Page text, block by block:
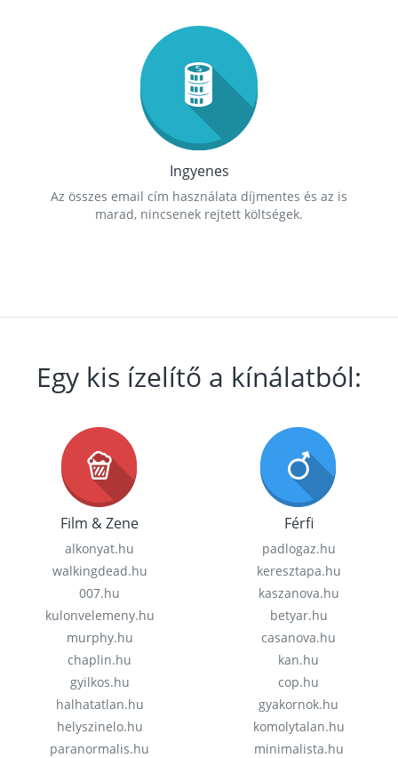
Ingyenes
Az összes email cím használata díjmentes és az is
marad, nincsenek rejtett költségek.
Egy kis ízelítő a kínálatból:
Film & Zene
alkonyat.hu
walkingdead.hu
007.hu
kulonvelemeny.hu
murphy.hu
chaplin.hu
gyilkos.hu
halhatatlan.hu
helyszinelo.hu
paranormalis.hu
Férfi
padlogaz.hu
keresztapa.hu
kaszanova.hu
betyar.hu
casanova.hu
kan.hu
cop.hu
gyakornok.hu
komolytalan.hu
minimalista.hu